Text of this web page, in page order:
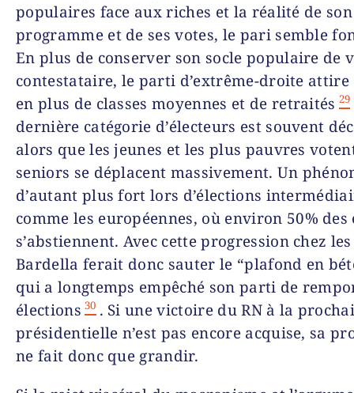
populaires face aux riches et la réalité de son
programme et de ses votes, le pari semble
En plus de conserver son socle populaire de
contestataire, le parti d’extrême-droite attire
en plus de classes moyennes et de retraités 29
dernière catégorie d’électeurs est souvent
alors que les jeunes et les plus pauvres
seniors se déplacent massivement. Un
d’autant plus fort lors d’élections
comme les européennes, où environ 50% des
s’abstiennent. Avec cette progression chez
Bardella ferait donc sauter le “plafond en
qui a longtemps empêché son parti de
élections 30 . Si une victoire du RN à la
présidentielle n’est pas encore acquise, sa
ne fait donc que grandir.